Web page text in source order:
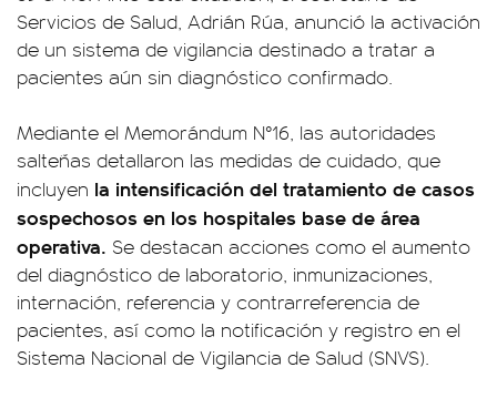
Servicios de Salud, Adrián Rúa, anunció la activación
de un sistema de vigilancia destinado a tratar a
pacientes aún sin diagnóstico confirmado.
Mediante el Memorándum N°16, las autoridades
salteñas detallaron las medidas de cuidado, que
incluyen la intensificación del tratamiento de casos
sospechosos en los hospitales base de área
operativa. Se destacan acciones como el aumento
del diagnóstico de laboratorio, inmunizaciones,
internación, referencia y contrarreferencia de
pacientes, así como la notificación y registro en el
Sistema Nacional de Vigilancia de Salud (SNVS).